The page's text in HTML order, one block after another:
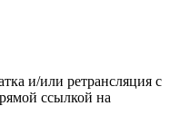
и/или ретрансляция с
ссылкой на